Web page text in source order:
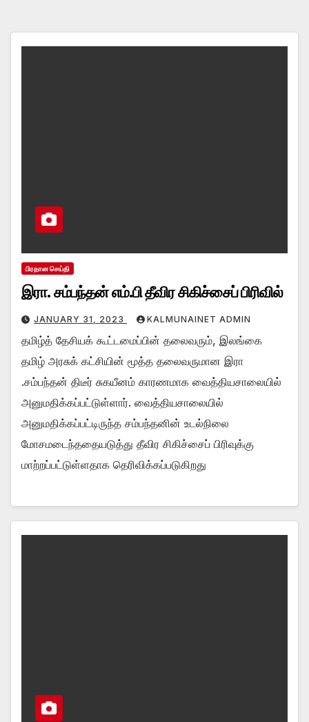
பிரதான செய்தி
இரா. சம்பந்தன் எம்.பி தீவிர சிகிச்சைப் பிரிவில்
JANUARY 31, 2023 KALMUNAINET ADMIN
தமிழ்த் தேசியக் கூட்டமைப்பின் தலைவரும், இலங்கை
தமிழ் அரசுக் கட்சியின் மூத்த தலைவருமான இரா
.சம்பந்தன் திடீர் சுகயீனம் காரணமாக வைத்தியசாலையில்
அனுமதிக்கப்பட்டுள்ளார். வைத்தியசாலையில்
அனுமதிக்கப்பட்டிருந்த சம்பந்தனின் உடல்நிலை
மோசமடைந்ததையடுத்து தீவிர சிகிச்சைப் பிரிவுக்கு
மாற்றப்பட்டுள்ளதாக தெரிவிக்கப்படுகிறது